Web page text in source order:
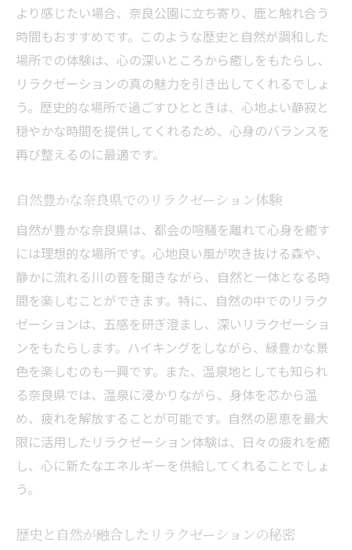
より感じたい場合、奈良公園に立ち寄り、鹿と触れ合う
時間もおすすめです。このような歴史と自然が調和した
場所での体験は、心の深いところから癒しをもたらし、
リラクゼーションの真の魅力を引き出してくれるでしょ
う。歴史的な場所で過ごすひとときは、心地よい静寂と
穏やかな時間を提供してくれるため、心身のバランスを
再び整えるのに最適です。
自然豊かな奈良県でのリラクゼーション体験
自然が豊かな奈良県は、都会の喧騒を離れて心身を癒す
には理想的な場所です。心地良い風が吹き抜ける森や、
静かに流れる川の音を聞きながら、自然と一体となる時
間を楽しむことができます。特に、自然の中でのリラク
ゼーションは、五感を研ぎ澄まし、深いリラクゼーショ
ンをもたらします。ハイキングをしながら、緑豊かな景
色を楽しむのも一興です。また、温泉地としても知られ
る奈良県では、温泉に浸かりながら、身体を芯から温
め、疲れを解放することが可能です。自然の恩恵を最大
限に活用したリラクゼーション体験は、日々の疲れを癒
し、心に新たなエネルギーを供給してくれることでしょ
う。
歴史と自然が融合したリラクゼーションの秘密